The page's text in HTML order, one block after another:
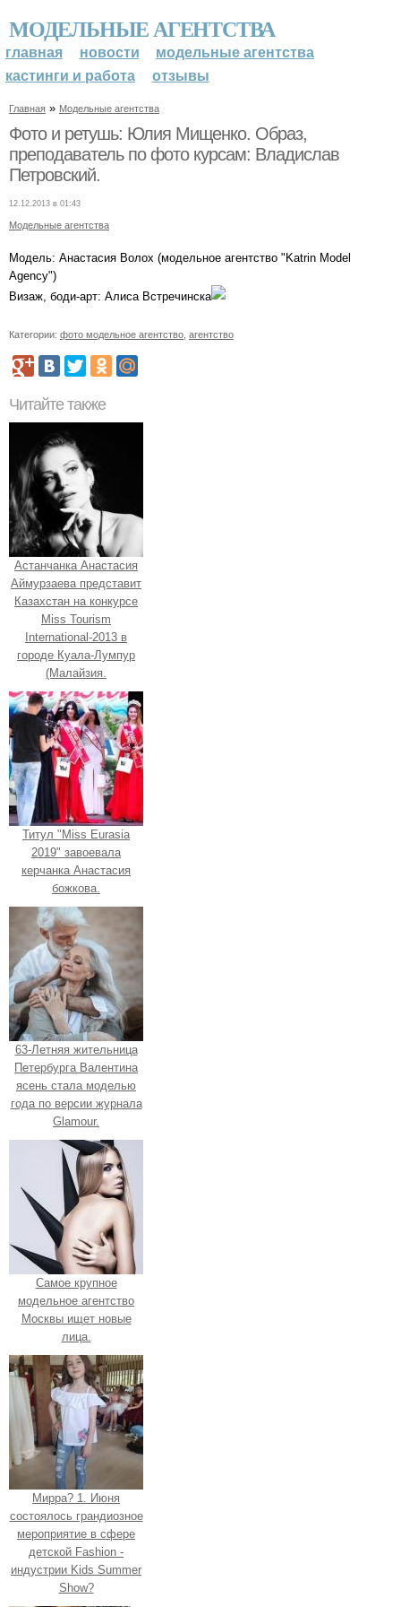
МОДЕЛЬНЫЕ АГЕНТСТВА
главная новости
модельные агентства
кастинги и работа
отзывы
Главная » Модельные агентства
Фото и ретушь: Юлия Мищенко. Образ,
преподаватель по фото курсам: Владислав
Петровский.
12.12.2013 в 01:43
Модельные агентства
Модель: Анастасия Волох (модельное агентство "Katrin Model
Agency")
Визаж, боди-арт: Алиса Встречинска
Категории: фото модельное агентство агентство
Читайте также
Астанчанка Анастасия
Аймурзаева представит
Казахстан на конкурсе
Miss Tourism
International-2013 в
городе Куала-Лумпур
(Малайзия.
Титул "Miss Eurasia
2019" завоевала
керчанка Анастасия
божкова.
63-Летняя жительница
Петербурга Валентина
ясень стала моделью
года по версии журнала
Glamour.
Самое крупное
модельное агентство
Москвы ищет новые
лица.
Мирра? 1. Июня
состоялось грандиозное
мероприятие в сфере
детской Fashion -
индустрии Kids Summer
Show?